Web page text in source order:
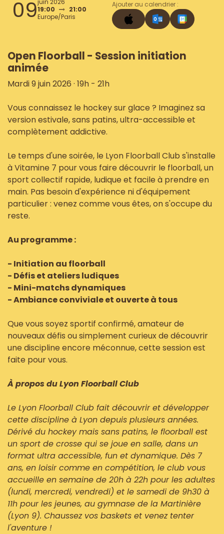
09juin 2026
19:00
21:00
Europe/Paris
Ajouter au calendrier :
Open Floorball - Session initiation
animée
Mardi 9 juin 2026 · 19h - 21h
Vous connaissez le hockey sur glace ? Imaginez sa
version estivale, sans patins, ultra-accessible et
complètement addictive.
Le temps d'une soirée, le Lyon Floorball Club s'installe
à Vitamine 7 pour vous faire découvrir le floorball, un
sport collectif rapide, ludique et facile à prendre en
main. Pas besoin d'expérience ni d'équipement
particulier : venez comme vous êtes, on s'occupe du
reste.
Au programme :
- Initiation au floorball
- Défis et ateliers ludiques
- Mini-matchs dynamiques
- Ambiance conviviale et ouverte à tous
Que vous soyez sportif confirmé, amateur de
nouveaux défis ou simplement curieux de découvrir
une discipline encore méconnue, cette session est
faite pour vous.
À propos du Lyon Floorball Club
Le Lyon Floorball Club fait découvrir et développer
cette discipline à Lyon depuis plusieurs années.
Dérivé du hockey mais sans patins, le floorball est
un sport de crosse qui se joue en salle, dans un
format ultra accessible, fun et dynamique. Dès 7
ans, en loisir comme en compétition, le club vous
accueille en semaine de 20h à 22h pour les adultes
(lundi, mercredi, vendredi) et le samedi de 9h30 à
11h pour les jeunes, au gymnase de la Martinière
(Lyon 9). Chaussez vos baskets et venez tenter
l'aventure !